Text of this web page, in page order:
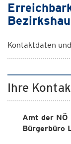
Kontaktdaten
Ihre
Amt der NÖ
Bürgerbüro